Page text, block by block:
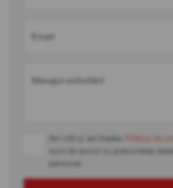
Email
Mesajul solicitării
Am citit și am înțeles Politica de
sunt de acord cu prelucrarea
personal